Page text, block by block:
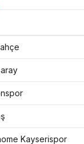
Kayserispor